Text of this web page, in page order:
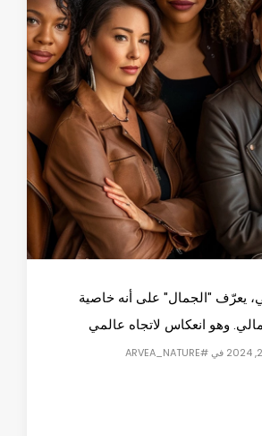
يعرّف "الجمال" على أنه خاصية
وهو انعكاس لاتجاه عالمي